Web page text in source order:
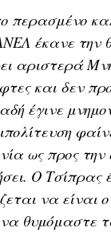
περασμένο
έκανε την
αριστερά
και δεν
έγινε
ως προς
Ο Τσίπρας
να είναι ο
να